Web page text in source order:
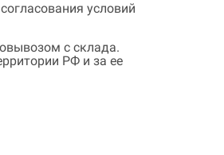
условий
с склада.
РФ и за ее